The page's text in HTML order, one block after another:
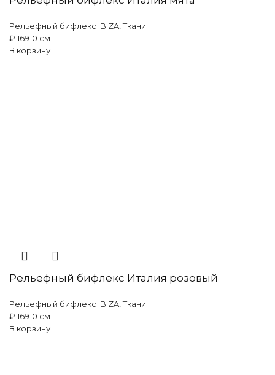
Рельефный бифлекс IBIZA ,Ткани
₽ 16910 см
В корзину
Рельефный бифлекс Италия розовый
Рельефный бифлекс IBIZA ,Ткани
₽ 16910 см
В корзину